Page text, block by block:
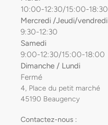
10:00-12:30/15:00-18:30
Mercredi /Jeudi/vendredi
9:30-12:30
Samedi
9:00-12:30/15:00-18:00
Dimanche / Lundi
Fermé
4, Place du petit marché
45190 Beaugency
Contactez-nous :